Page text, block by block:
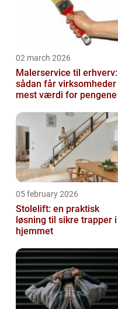
02 march 2026
Malerservice til erhverv:
sådan får virksomheder
mest værdi for pengene
05 february 2026
Stolelift: en praktisk
løsning til sikre trapper i
hjemmet